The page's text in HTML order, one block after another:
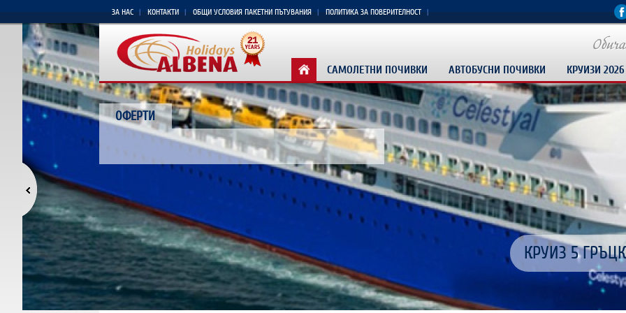
ЗА НАС КОНТАКТИ ОБЩИ УСЛОВИЯ ПАКЕТНИ ПЪТУВАНИЯ ПОЛИТИКА ЗА ПОВЕРИТЕЛНОСТ
САМОЛЕТНИ ПОЧИВКИ АВТОБУСНИ ПОЧИВКИ КРУИЗИ 2026
РАННИ
Изживей
Доминикана
Истанбул-
КРУИЗ 5
ПАКЕТНИ
ОФЕРТИ